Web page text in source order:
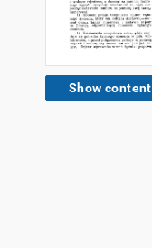
Show content